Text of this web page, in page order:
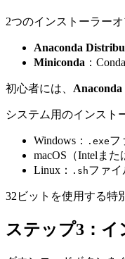
2つのインストーラー
Anaconda
Miniconda ：
初心者には、
システム用のインスト
Windows： .exeフ
macOS（Intelまた
Linux：
.shファイ
32ビットを使用する特
ステップ3：